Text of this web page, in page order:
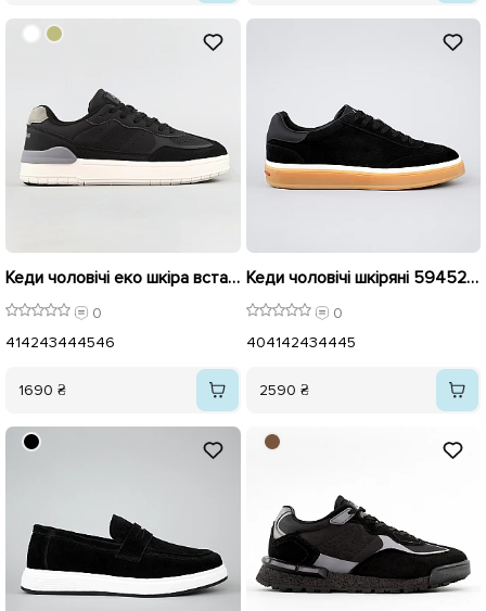
Кеди чоловічі еко шкіра вставка замш 594888 Чорні
0
414243444546
1690 ₴
Кеди чоловічі шкіряні 594528 Чорні
0
404142434445
2590 ₴